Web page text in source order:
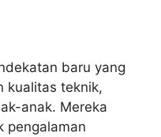
baru yang
kualitas teknik,
anak. Mereka
pengalaman